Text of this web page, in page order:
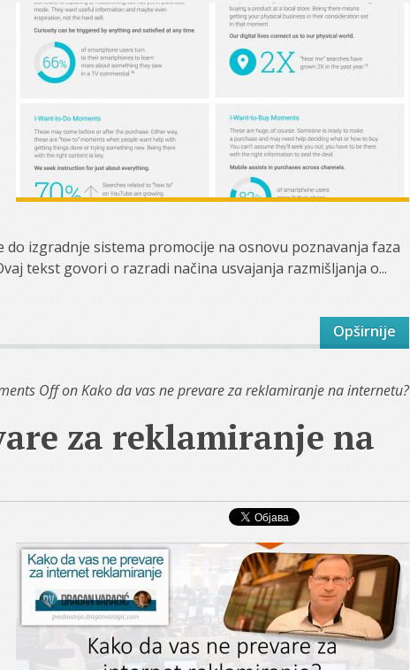
izgradnje sistema promocije na osnovu poznavanja faza
tekst govori o razradi načina usvajanja razmišljanja o...
Opširnije
Offon Kako da vas ne prevare za reklamiranje na internetu?
za reklamiranje na